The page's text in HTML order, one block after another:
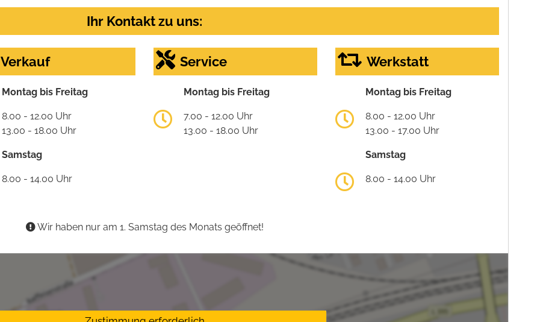
Ihr Kontakt zu uns:
Verkauf
Montag bis Freitag
8.00 - 12.00 Uhr
13.00 - 18.00 Uhr
Samstag
8.00 - 14.00 Uhr
Service
Montag bis Freitag
7.00 - 12.00 Uhr
13.00 - 18.00 Uhr
Werkstatt
Montag bis Freitag
8.00 - 12.00 Uhr
13.00 - 17.00 Uhr
Samstag
8.00 - 14.00 Uhr
Wir haben nur am 1. Samstag des Monats geöffnet!